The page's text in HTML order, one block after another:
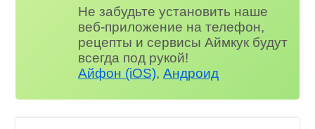
Не забудьте установить наше
веб-приложение на телефон,
рецепты и сервисы Аймкук будут
всегда под рукой!
Айфон (iOS),Андроид